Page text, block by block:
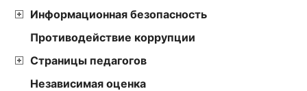
Информационная безопасность
Противодействие коррупции
Страницы педагогов
Независимая оценка